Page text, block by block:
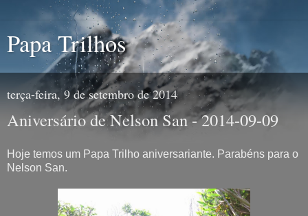
Papa Trilhos
terça-feira, 9 de setembro de 2014
Aniversário de Nelson San - 2014-09-09
Hoje temos um Papa Trilho aniversariante. Parabéns para o
Nelson San.